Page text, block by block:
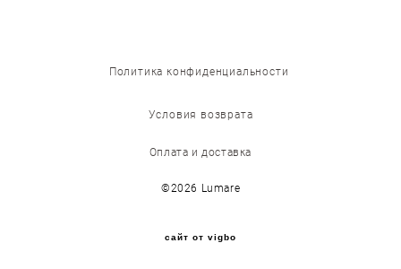
Политика конфиденциальности
Условия возврата
Оплата и доставка
©2026 Lumare
сайт от vigbo